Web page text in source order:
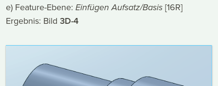
e) Feature-Ebene: Einfügen Aufsatz/Basis[16R]
Ergebnis: Bild 3D-4